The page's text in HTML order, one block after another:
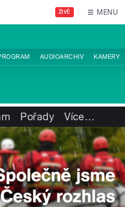
ŽIVĚ MENU
AUDIOARCHIV KAMERY
Pořady Více…